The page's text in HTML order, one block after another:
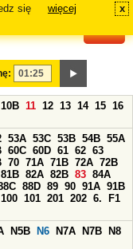
się
więcej x
10B 11 12 13 14 15 16
53A 53C 53B 54B 55A
60C 60D 61 62 63
70 71A 71B 72A 72B
81B 82A 82B 83 84A
88D 89 90 91A 91B
100 101 201 202 6.
F1
N5B N6 N7A N7B
N8